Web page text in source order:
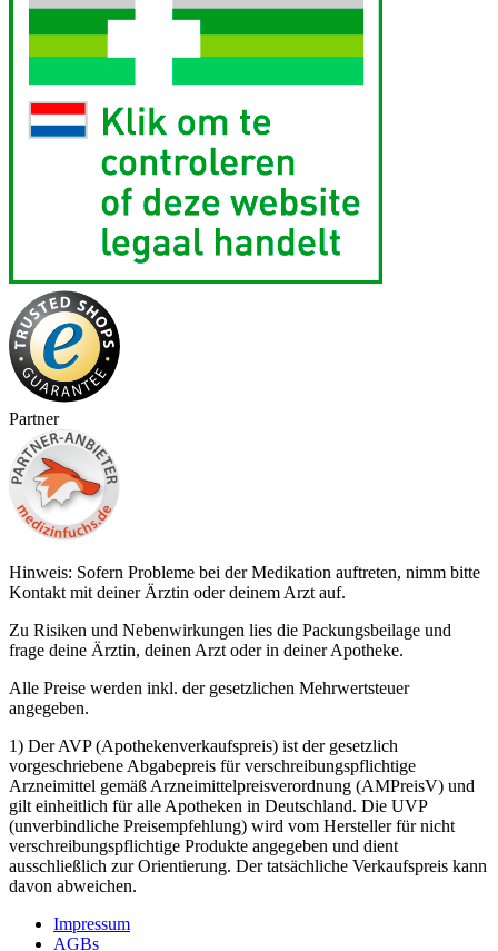
Partner
Hinweis: Sofern Probleme bei der Medikation auftreten, nimm bitte
Kontakt mit deiner Ärztin oder deinem Arzt auf.
Zu Risiken und Nebenwirkungen lies die Packungsbeilage und
frage deine Ärztin, deinen Arzt oder in deiner Apotheke.
Alle Preise werden inkl. der gesetzlichen Mehrwertsteuer
angegeben.
1) Der AVP (Apothekenverkaufspreis) ist der gesetzlich
vorgeschriebene Abgabepreis für verschreibungspflichtige
Arzneimittel gemäß Arzneimittelpreisverordnung (AMPreisV) und
gilt einheitlich für alle Apotheken in Deutschland. Die UVP
(unverbindliche Preisempfehlung) wird vom Hersteller für nicht
verschreibungspflichtige Produkte angegeben und dient
ausschließlich zur Orientierung. Der tatsächliche Verkaufspreis kann
davon abweichen.
Impressum
AGBs